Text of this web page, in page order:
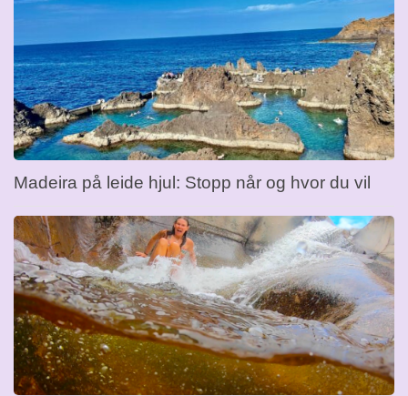
Madeira på leide hjul: Stopp når og hvor du vil